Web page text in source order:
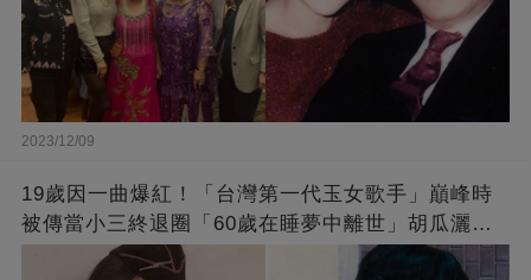
2023/12/09
19歲因一曲爆紅！「台灣第一代玉女歌手」巔峰時
被傳當小三終退圈「60歲在睡夢中離世」胡瓜灑淚